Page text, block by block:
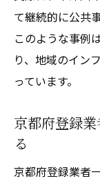
較
信頼性
土木工
方
て継続的に公共
このような事例
り、地域のイン
っています。
京都府登録
る
京都府登録業者